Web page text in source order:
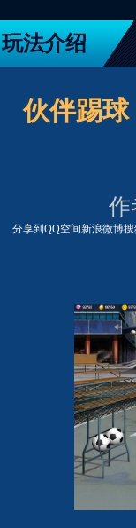
玩法介绍
伙伴踢
作
分享到 QQ空间新浪微博